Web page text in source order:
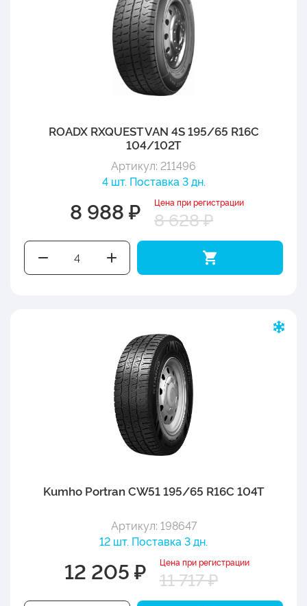
ROADX RXQUEST VAN 4S 195/65 R16C
104/102T
Артикул: 211496
4 шт. Поставка 3 дн.
8 988 ₽ Цена при регистрации
8 628 ₽
Kumho Portran CW51 195/65 R16C 104T
Артикул: 198647
12 шт. Поставка 3 дн.
12 205 ₽ Цена при регистрации
11 717 ₽